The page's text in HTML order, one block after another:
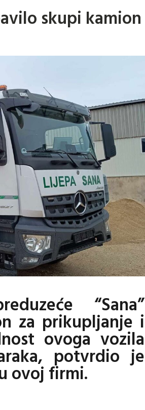
skupi kamion
“Sana”
za prikupljanje i
ovoga vozila
potvrdio je
ovoj firmi.